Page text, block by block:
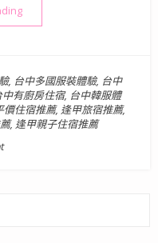
“台中住宿》葉綠宿旅館 | 準
, 台中多國服裝體驗, 台中
中有廚房住宿, 台中韓服體
價住宿推薦, 逢甲旅宿推薦,
, 逢甲親子住宿推薦